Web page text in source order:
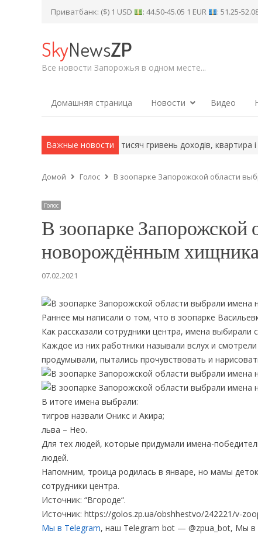
Приватбанк: ($) 1 USD : 44.50-45.05 1 EUR : 51.25-
SkyNewsZP
Все новости Запорожья в одном месте...
Домашняя страница Новости Видео
Важные новости
загинула жінка 700 тисяч гривень доходів, квартира і дві
Домой Голос В зоопарке Запорожской области
Голос
В зоопарке Запорожской
новорождённым
07.02.2021
Раннее мы написали о том, что в зоопарке
Как рассказали сотрудники центра, имена
Каждое из них работники называли вслух и
продумывали, пытались прочувствовать и
В итоге имена выбрали:
тигров назвали Оникс и Акира;
льва – Нео.
Для тех людей, которые придумали имена-
людей.
Напомним, троица родилась в январе, но мамы
сотрудники центра.
Источник: “Вгороде“.
Источник: https://golos.zp.ua/obshhestvo/242221/v-
Мы в Telegram, наш Telegram bot — @zpua_bot, Мы в